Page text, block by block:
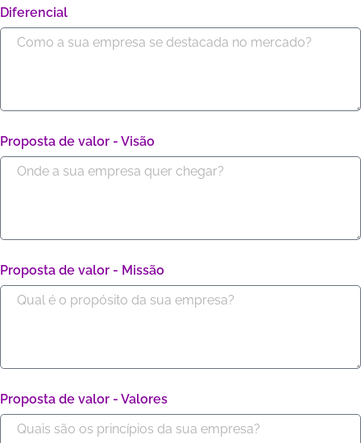
Diferencial
Proposta de valor - Visão
Proposta de valor - Missão
Proposta de valor - Valores